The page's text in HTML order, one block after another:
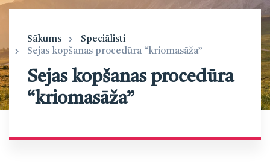
Sākums
Speciālisti
Sejas kopšanas procedūra “kriomasāža”
Sejas kopšanas procedūra
“kriomasāža”